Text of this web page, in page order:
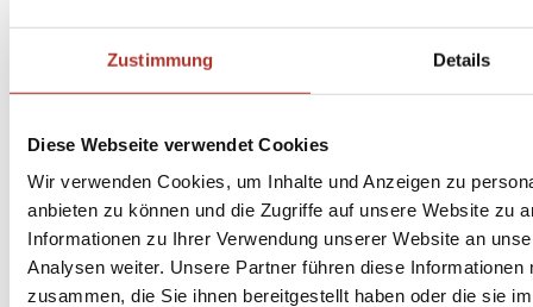
Zustimmung Details
Diese Webseite verwendet Cookies
Wir verwenden Cookies, um Inhalte und Anzeigen zu
anbieten zu können und die Zugriffe auf unsere Website zu
Informationen zu Ihrer Verwendung unserer Website an
Analysen weiter. Unsere Partner führen diese
zusammen, die Sie ihnen bereitgestellt haben oder die sie